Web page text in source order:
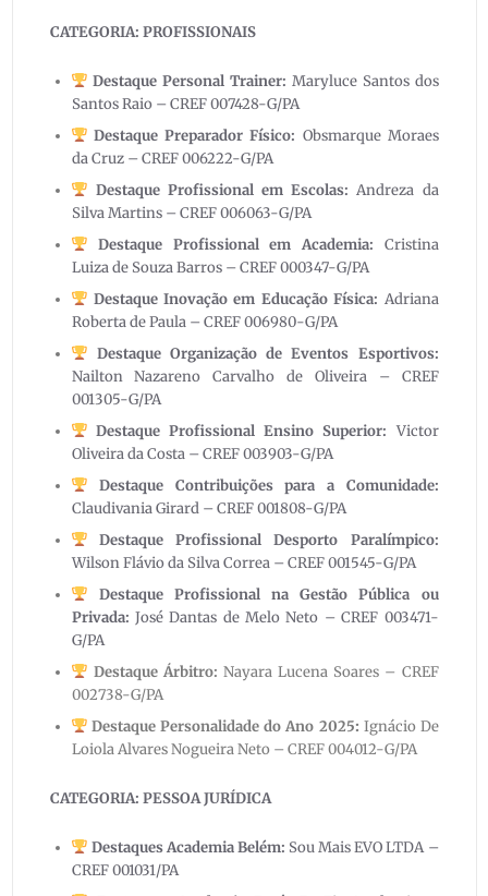
CATEGORIA: PROFISSIONAIS
Destaque Personal Trainer: Maryluce Santos dos
Santos Raio – CREF 007428-G/PA
Destaque Preparador Físico: Obsmarque Moraes
da Cruz – CREF 006222-G/PA
Destaque Profissional em Escolas: Andreza da
Silva Martins – CREF 006063-G/PA
Destaque Profissional em Academia:
Cristina
Luiza de Souza Barros – CREF 000347-G/PA
Destaque Inovação em Educação Física: Adriana
Roberta de Paula – CREF 006980-G/PA
Destaque Organização de Eventos Esportivos:
Nailton Nazareno Carvalho de Oliveira – CREF
001305-G/PA
Destaque Profissional Ensino Superior:Victor
Oliveira da Costa – CREF 003903-G/PA
Destaque Contribuições para a Comunidade:
Claudivania Girard – CREF 001808-G/PA
Destaque Profissional Desporto Paralímpico:
Wilson Flávio da Silva Correa – CREF 001545-G/PA
Destaque Profissional na Gestão Pública ou
Privada: José Dantas de Melo Neto – CREF 003471-
G/PA
Destaque Árbitro: Nayara Lucena Soares – CREF
002738-G/PA
Destaque Personalidadedo Ano 2025: Ignácio De
Loiola Alvares Nogueira Neto – CREF 004012-G/PA
CATEGORIA: PESSOA JURÍDICA
Destaques Academia Belém: Sou Mais EVO LTDA –
CREF 001031/PA